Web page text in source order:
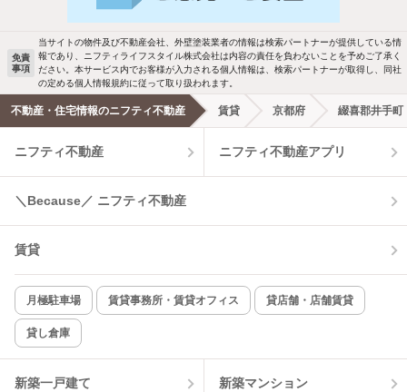
洗濯機置場あり 独立洗面台
エアコンあり 都市ガス
温水洗浄便座 オートロック
コンロ2口以上
新着のみ インターネット無料
該当件数:
物件一覧に反映
免責
事項
当サイトの物件及び不動産会社、外壁塗装業者の情報は検索パートナーが提供している情
報であり、ニフティライフスタイル株式会社は内容の責任を負わないことを予めご了承く
ださい。本サービス内でお客様が入力される個人情報は、検索パートナーが取得し、同社
の定める個人情報規約に従って取り扱われます。
不動産・住宅情報のニフティ不動産 賃貸 京都府 綴喜郡井手町
ニフティ不動産 ニフティ不動産アプリ
＼Because／ ニフティ不動産
賃貸
月極駐車場 賃貸事務所・賃貸オフィス 貸店舗・店舗賃貸
貸し倉庫
新築一戸建て 新築マンション